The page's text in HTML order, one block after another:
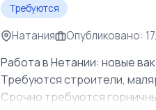
Требуются
Натания Опубликовано:
Работа в Нетании: новые
Требуются строители,
Срочно требуются